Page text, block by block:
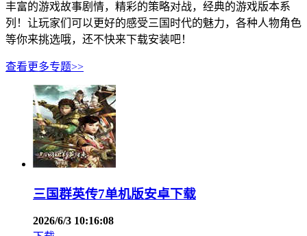
丰富的游戏故事剧情，精彩的策略对战，经典的游戏版本系
列！让玩家们可以更好的感受三国时代的魅力，各种人物角色
等你来挑选哦，还不快来下载安装吧！
查看更多专题>>
三国群英传7单机版安卓下载
2026/6/3 10:16:08